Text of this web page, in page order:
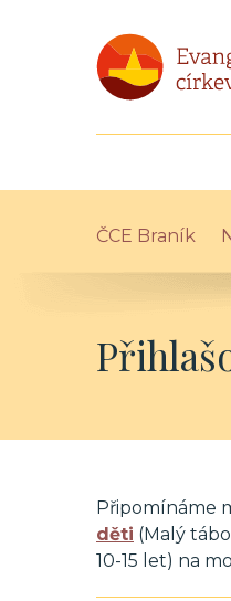
ČCE Braník
Připomínáme
děti (Malý
10-15 let) na